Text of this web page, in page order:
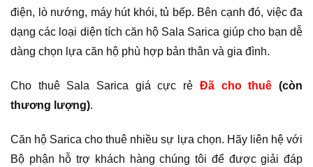
điện, lò nướng, máy hút khói, tủ bếp. Bên cạnh đó, việc đa
dạng các loại diện tích căn hộ Sala Sarica giúp cho bạn dễ
dàng chọn lựa căn hộ phù hợp bản thân và gia đình.
Cho thuê Sala Sarica giá cực rẻ Đã cho thuê (còn
thương lượng).
Căn hộ Sarica cho thuê nhiều sự lựa chọn. Hãy liên hệ với
Bộ phận hỗ trợ khách hàng chúng tôi để được giải đáp